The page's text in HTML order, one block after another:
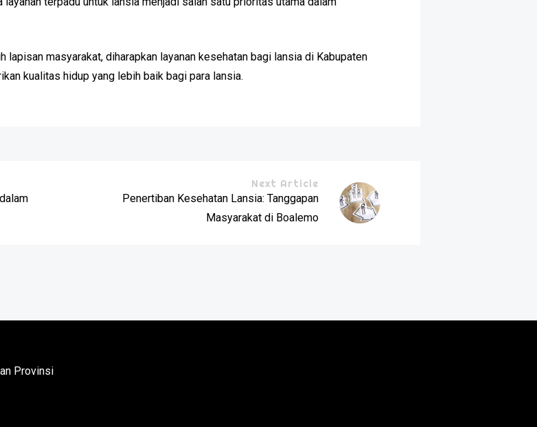
lapisan masyarakat, diharapkan layanan kesehatan bagi lansia di Kabupaten
kualitas hidup yang lebih baik bagi para lansia.
Next Article
Penertiban Kesehatan Lansia: Tanggapan
Masyarakat di Boalemo
Provinsi